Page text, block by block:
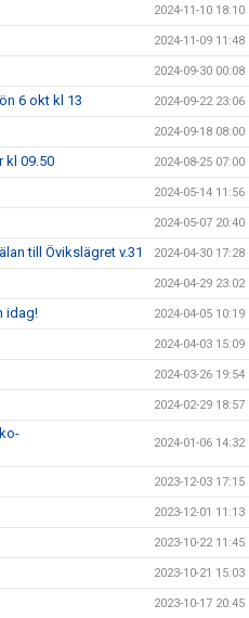
2024-11-10 18:10
2024-11-09 11:48
2024-09-30 00:08
6 okt kl 13 2024-09-22 23:06
2024-09-18 08:00
kl 09.50 2024-08-25 07:00
2024-05-14 11:56
2024-05-07 20:40
till Övikslägret v.31 2024-04-30 17:28
2024-04-29 23:02
idag! 2024-04-05 10:19
2024-04-03 15:09
2024-03-26 19:54
2024-02-29 18:57
2024-01-06 14:32
2023-12-03 17:15
2023-12-01 11:13
2023-10-22 11:45
2023-10-21 15:03
2023-10-17 20:45